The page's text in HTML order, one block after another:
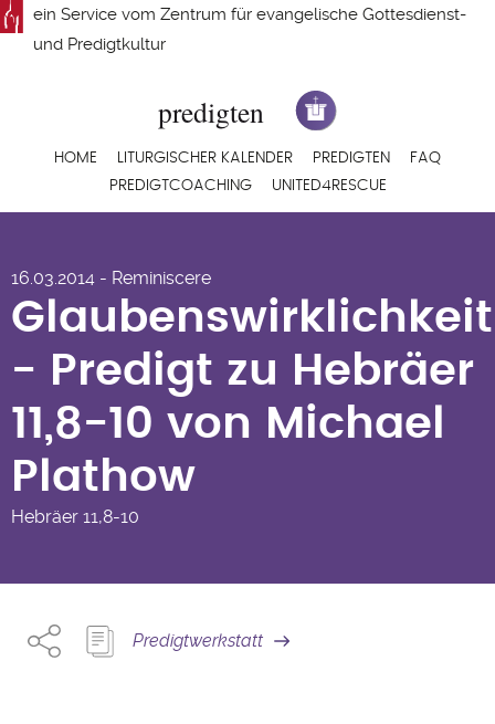
Direkt
zum
ein Service vom Zentrum für evangelische Gottesdienst-
und Predigtkultur
Hauptnavigation
HOME LITURGISCHER KALENDER PREDIGTEN
FAQ
PREDIGTCOACHING
UNITED4RESCUE
- Predigt zu Hebräer
11,8-10 von Michael
Plathow
16.03.2014 - Reminiscere
Glaubenswirklichkeit
- Predigt zu Hebräer
11,8-10 von Michael
Plathow
Hebräer 11,8-10
Predigtwerkstatt